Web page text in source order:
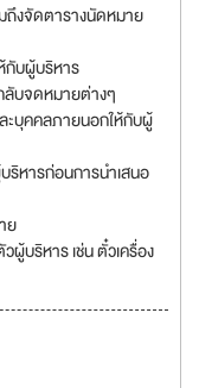
ถึงจัดตารางนัดหมาย
กับผู้บริหาร
ลับจดหมายต่างๆ
ะบุคคลภายนอกให้กับผู้
ริหารก่อนการนำเสนอ
ย
ผู้บริหาร เช่น ตั๋วเครื่อง